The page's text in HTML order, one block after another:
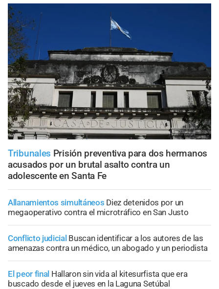
Tribunales Prisión preventiva para dos hermanos
acusados por un brutal asalto contra un
adolescente en Santa Fe
Allanamientos simultáneos Diez detenidos por un
megaoperativo contra el microtráfico en San Justo
Conflicto judicial Buscan identificar a los autores de las
amenazas contra un médico, un abogado y un periodista
El peor final Hallaron sin vida al kitesurfista que era
buscado desde el jueves en la Laguna Setúbal